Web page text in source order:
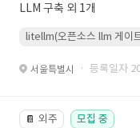
LLM 구축 외 1개
litellm(오픈소스 llm 게이
서울특별시 · 등록일자
📔 외주 모집 중